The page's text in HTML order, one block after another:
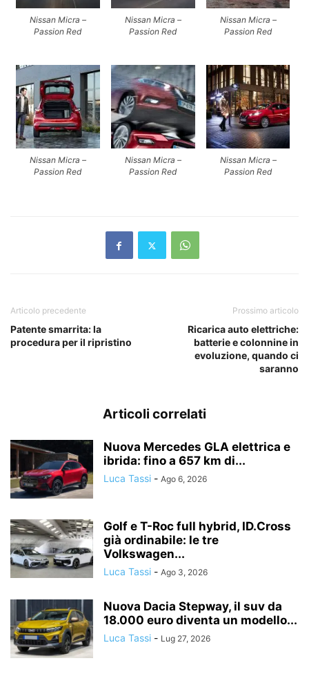
Nissan Micra –
Passion Red
Nissan Micra –
Passion Red
Nissan Micra –
Passion Red
Nissan Micra –
Passion Red
Nissan Micra –
Passion Red
Nissan Micra –
Passion Red
Articolo precedente
Patente smarrita: la
procedura per il ripristino
Prossimo articolo
Ricarica auto elettriche:
batterie e colonnine in
evoluzione, quando ci
saranno
Articoli correlati
Nuova Mercedes GLA elettrica e
ibrida: fino a 657 km di...
Luca Tassi - Ago 6, 2026
Golf e T-Roc full hybrid, ID.Cross
già ordinabile: le tre
Volkswagen...
Luca Tassi - Ago 3, 2026
Nuova Dacia Stepway, il suv da
18.000 euro diventa un modello...
Luca Tassi - Lug 27, 2026